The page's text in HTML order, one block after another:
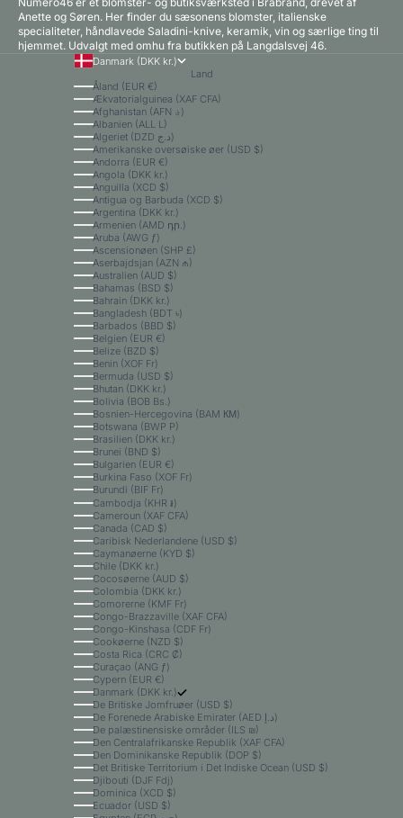
Anette og Søren. Her finder du sæsonens blomster, italienske
specialiteter, håndlavede Saladini-knive, keramik, vin og særlige ting til
hjemmet. Udvalgt med omhu fra butikken på Langdalsvej 46.
Danmark (DKK kr.)
Land
Åland (EUR €)
Ækvatorialguinea (XAF CFA)
Afghanistan (AFN ؋)
Albanien (ALL L)
Algeriet (DZD د.ج)
Amerikanske oversøiske øer (USD $)
Andorra (EUR €)
Angola (DKK kr.)
Anguilla (XCD $)
Antigua og Barbuda (XCD $)
Argentina (DKK kr.)
Armenien (AMD դր.)
Aruba (AWG ƒ)
Ascensionøen (SHP £)
Aserbajdsjan (AZN ₼)
Australien (AUD $)
Bahamas (BSD $)
Bahrain (DKK kr.)
Bangladesh (BDT ৳)
Barbados (BBD $)
Belgien (EUR €)
Belize (BZD $)
Benin (XOF Fr)
Bermuda (USD $)
Bhutan (DKK kr.)
Bolivia (BOB Bs.)
Bosnien-Hercegovina (BAM КМ)
Botswana (BWP P)
Brasilien (DKK kr.)
Brunei (BND $)
Bulgarien (EUR €)
Burkina Faso (XOF Fr)
Burundi (BIF Fr)
Cambodja (KHR ៛)
Cameroun (XAF CFA)
Canada (CAD $)
Caribisk Nederlandene (USD $)
Caymanøerne (KYD $)
Chile (DKK kr.)
Cocosøerne (AUD $)
Colombia (DKK kr.)
Comorerne (KMF Fr)
Congo-Brazzaville (XAF CFA)
Congo-Kinshasa (CDF Fr)
Cookøerne (NZD $)
Costa Rica (CRC ₡)
Curaçao (ANG ƒ)
Cypern (EUR €)
Danmark (DKK kr.)
De Britiske Jomfruøer (USD $)
De Forenede Arabiske Emirater (AED د.إ)
De palæstinensiske områder (ILS ₪)
Den Centralafrikanske Republik (XAF CFA)
Den Dominikanske Republik (DOP $)
Det Britiske Territorium i Det Indiske Ocean (USD $)
Djibouti (DJF Fdj)
Dominica (XCD $)
Ecuador (USD $)